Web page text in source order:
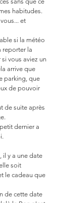
habitudes.
et
si la météo
reporter la
vous aviez un
arrive que
parking, que
de pouvoir
de suite après
dernier a
il y a une date
soit
le cadeau que
de cette date